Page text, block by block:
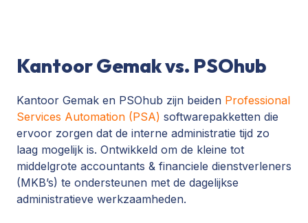
Kantoor Gemak vs. PSOhub
Kantoor Gemak en PSOhub zijn beiden Professional
Services Automation (PSA) softwarepakketten die
ervoor zorgen dat de interne administratie tijd zo
laag mogelijk is. Ontwikkeld om de kleine tot
middelgrote accountants & financiele dienstverleners
(MKB’s) te ondersteunen met de dagelijkse
administratieve werkzaamheden.